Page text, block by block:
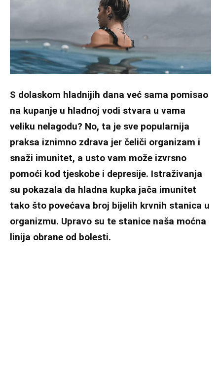
S dolaskom hladnijih dana već sama pomisao
na kupanje u hladnoj vodi stvara u vama
veliku nelagodu? No, ta je sve popularnija
praksa iznimno zdrava jer čeliči organizam i
snaži imunitet, a usto vam može izvrsno
pomoći kod tjeskobe i depresije. Istraživanja
su pokazala da hladna kupka jača imunitet
tako što povećava broj bijelih krvnih stanica u
organizmu. Upravo su te stanice naša moćna
linija obrane od bolesti.